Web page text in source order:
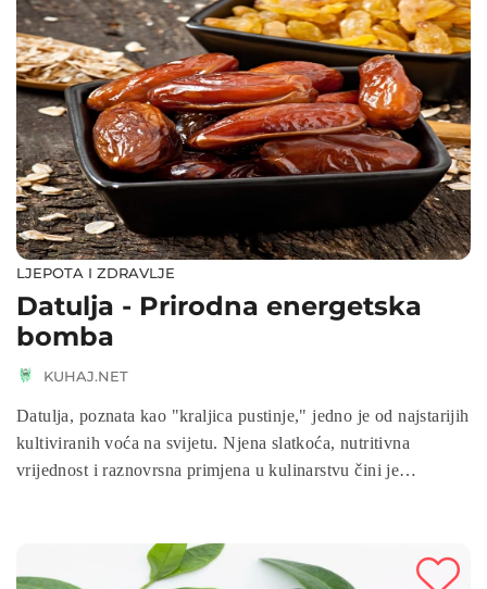
LJEPOTA I ZDRAVLJE
Datulja - Prirodna energetska
bomba
KUHAJ.NET
Datulja, poznata kao "kraljica pustinje," jedno je od najstarijih
kultiviranih voća na svijetu. Njena slatkoća, nutritivna
vrijednost i raznovrsna primjena u kulinarstvu čini je